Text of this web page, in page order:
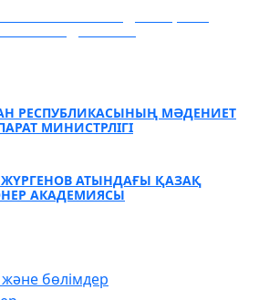
РЕСПУБЛИКАСЫНЫҢ МӘДЕНИЕТ
МИНИСТРЛІГІ
ЖҮРГЕНОВ АТЫНДАҒЫ ҚАЗАҚ
АКАДЕМИЯСЫ
бөлімдер